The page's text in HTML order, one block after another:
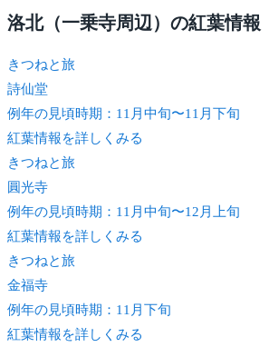
洛北（一乗寺周辺）の紅葉情報
きつねと旅
詩仙堂
例年の見頃時期：11月中旬〜11月下旬
紅葉情報を詳しくみる
きつねと旅
圓光寺
例年の見頃時期：11月中旬〜12月上旬
紅葉情報を詳しくみる
きつねと旅
金福寺
例年の見頃時期：11月下旬
紅葉情報を詳しくみる